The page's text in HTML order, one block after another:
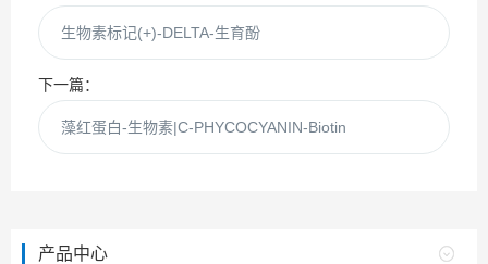
生物素标记(+)-DELTA-生育酚
下一篇：
藻红蛋白-生物素|C-PHYCOCYANIN-Biotin
产品中心